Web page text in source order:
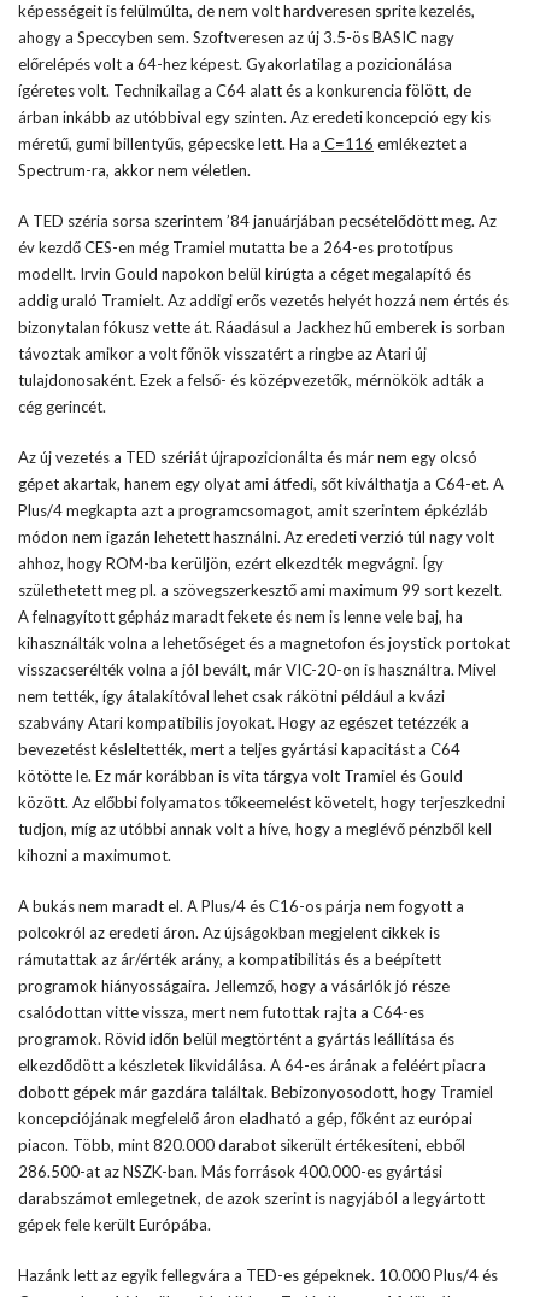
képességeit is felülmúlta, de nem volt hardveresen sprite kezelés,
ahogy a Speccyben sem. Szoftveresen az új 3.5-ös BASIC nagy
előrelépés volt a 64-hez képest. Gyakorlatilag a pozicionálása
ígéretes volt. Technikailag a C64 alatt és a konkurencia fölött, de
árban inkább az utóbbival egy szinten. Az eredeti koncepció egy kis
méretű, gumi billentyűs, gépecske lett. Ha a C=116 emlékeztet a
Spectrum-ra, akkor nem véletlen.
A TED széria sorsa szerintem ’84 januárjában pecsételődött meg. Az
év kezdő CES-en még Tramiel mutatta be a 264-es prototípus
modellt. Irvin Gould napokon belül kirúgta a céget megalapító és
addig uraló Tramielt. Az addigi erős vezetés helyét hozzá nem értés és
bizonytalan fókusz vette át. Ráadásul a Jackhez hű emberek is sorban
távoztak amikor a volt főnök visszatért a ringbe az Atari új
tulajdonosaként. Ezek a felső- és középvezetők, mérnökök adták a
cég gerincét.
Az új vezetés a TED szériát újrapozicionálta és már nem egy olcsó
gépet akartak, hanem egy olyat ami átfedi, sőt kiválthatja a C64-et. A
Plus/4 megkapta azt a programcsomagot, amit szerintem épkézláb
módon nem igazán lehetett használni. Az eredeti verzió túl nagy volt
ahhoz, hogy ROM-ba kerüljön, ezért elkezdték megvágni. Így
születhetett meg pl. a szövegszerkesztő ami maximum 99 sort kezelt.
A felnagyított gépház maradt fekete és nem is lenne vele baj, ha
kihasználták volna a lehetőséget és a magnetofon és joystick portokat
visszacserélték volna a jól bevált, már VIC-20-on is használtra. Mivel
nem tették, így átalakítóval lehet csak rákötni például a kvázi
szabvány Atari kompatibilis joyokat. Hogy az egészet tetézzék a
bevezetést késleltették, mert a teljes gyártási kapacitást a C64
kötötte le. Ez már korábban is vita tárgya volt Tramiel és Gould
között. Az előbbi folyamatos tőkeemelést követelt, hogy terjeszkedni
tudjon, míg az utóbbi annak volt a híve, hogy a meglévő pénzből kell
kihozni a maximumot.
A bukás nem maradt el. A Plus/4 és C16-os párja nem fogyott a
polcokról az eredeti áron. Az újságokban megjelent cikkek is
rámutattak az ár/érték arány, a kompatibilitás és a beépített
programok hiányosságaira. Jellemző, hogy a vásárlók jó része
csalódottan vitte vissza, mert nem futottak rajta a C64-es
programok. Rövid időn belül megtörtént a gyártás leállítása és
elkezdődött a készletek likvidálása. A 64-es árának a feléért piacra
dobott gépek már gazdára találtak. Bebizonyosodott, hogy Tramiel
koncepciójának megfelelő áron eladható a gép, főként az európai
piacon. Több, mint 820.000 darabot sikerült értékesíteni, ebből
286.500-at az NSZK-ban. Más források 400.000-es gyártási
darabszámot emlegetnek, de azok szerint is nagyjából a legyártott
gépek fele került Európába.
Hazánk lett az egyik fellegvára a TED-es gépeknek. 10.000 Plus/4 és